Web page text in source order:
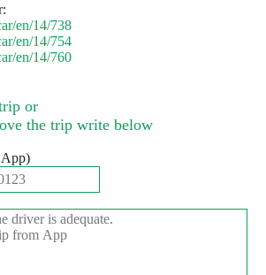
en/14/738
en/14/754
en/14/760
or
the trip write below
App)